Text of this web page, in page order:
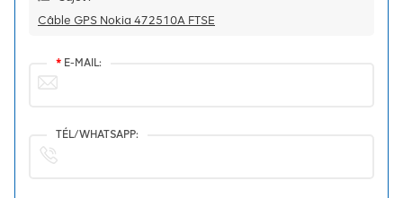
Câble GPS Nokia 472510A FTSE
* E-MAIL:
TÉL/WHATSAPP: